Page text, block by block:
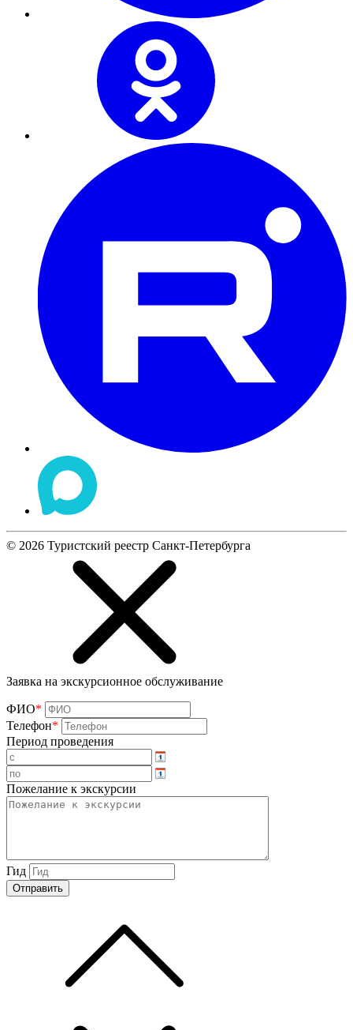
© 2026 Туристский реестр Санкт-Петербурга
Заявка на экскурсионное обслуживание
ФИО*
Телефон*
Период проведения
Пожелание к экскурсии
Гид